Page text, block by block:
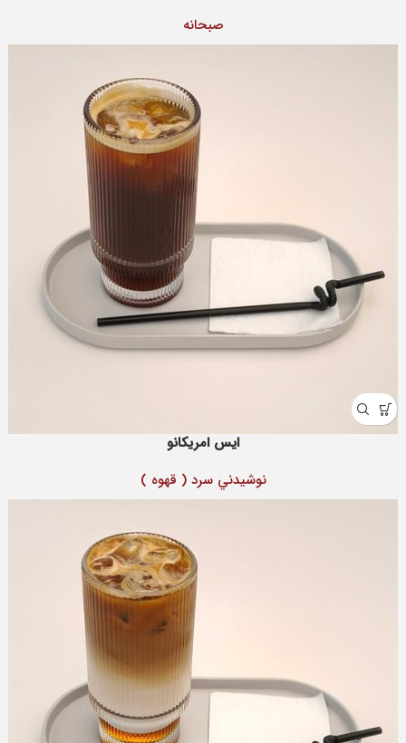
صبحانه
ایس امریکانو
نوشيدني سرد ( قهوه )